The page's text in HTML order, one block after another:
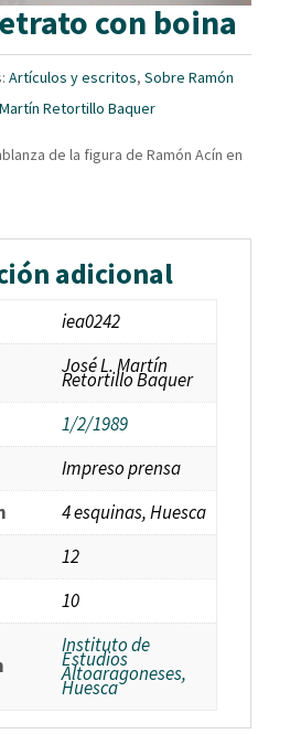
con boina
Artículos y escritos, Sobre Ramón
Retortillo Baquer
de la figura de Ramón Acín en
adicional
iea0242
José L. Martín
Retortillo Baquer
1/2/1989
Impreso prensa
4 esquinas, Huesca
12
10
Instituto de
Estudios
Altoaragoneses,
Huesca